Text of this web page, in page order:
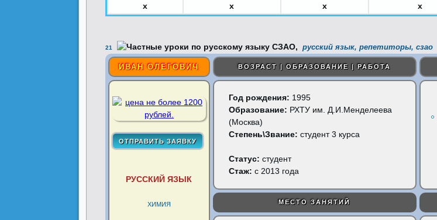
x x x x
21 русский язык, репетиторы, сзао
ИВАН ОЛЕГОВИЧ ВОЗРАСТ | ОБРАЗОВАНИЕ | РАБОТА
РУССКИЙ ЯЗЫК
ХИМИЯ
Год рождения: 1995
Образование: РХТУ им. Д.И.Менделеева
(Москва)
Степень\Звание: студент 3 курса
Статус: студент
Стаж: с 2013 года
МЕСТО ЗАНЯТИЙ